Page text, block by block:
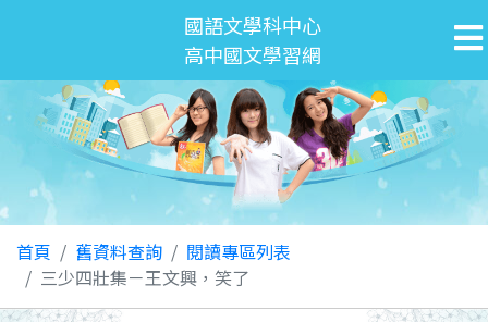
國語文學科中心
高中國文學習網
首頁 舊資料查詢
閱讀專區列表
三少四壯集－王文興，笑了